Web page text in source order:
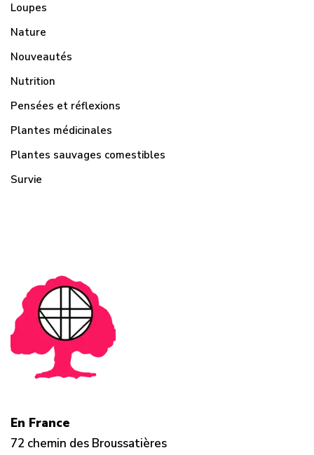
Loupes
Nature
Nouveautés
Nutrition
Pensées et réflexions
Plantes médicinales
Plantes sauvages comestibles
Survie
En France
72 chemin des Broussatières